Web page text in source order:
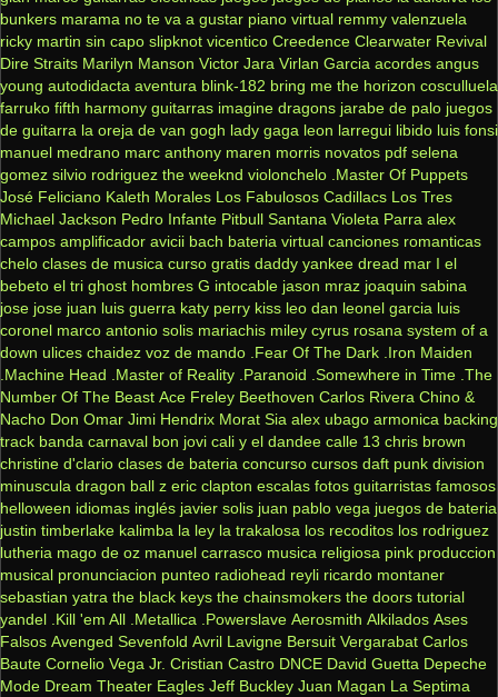
bunkers marama no te va a gustar piano virtual remmy valenzuela
ricky martin sin capo slipknot vicentico Creedence Clearwater Revival
Dire Straits Marilyn Manson Victor Jara Virlan Garcia acordes angus
young autodidacta aventura blink-182 bring me the horizon cosculluela
farruko fifth harmony guitarras imagine dragons jarabe de palo juegos
de guitarra la oreja de van gogh lady gaga leon larregui libido luis fonsi
manuel medrano marc anthony maren morris novatos pdf selena
gomez silvio rodriguez the weeknd violonchelo .Master Of Puppets
José Feliciano Kaleth Morales Los Fabulosos Cadillacs Los Tres
Michael Jackson Pedro Infante Pitbull Santana Violeta Parra alex
campos amplificador avicii bach bateria virtual canciones romanticas
chelo clases de musica curso gratis daddy yankee dread mar I el
bebeto el tri ghost hombres G intocable jason mraz joaquin sabina
jose jose juan luis guerra katy perry kiss leo dan leonel garcia luis
coronel marco antonio solis mariachis miley cyrus rosana system of a
down ulices chaidez voz de mando .Fear Of The Dark .Iron Maiden
.Machine Head
.Master of Reality .Paranoid .Somewhere in Time .The
Number Of The Beast Ace Freley Beethoven Carlos Rivera Chino &
Nacho Don Omar Jimi Hendrix Morat Sia alex ubago armonica backing
track banda carnaval bon jovi cali y el dandee calle 13 chris brown
christine d'clario clases de bateria concurso cursos daft punk division
minuscula dragon ball z eric clapton escalas fotos guitarristas famosos
helloween idiomas inglés javier solis juan pablo vega juegos de bateria
justin timberlake kalimba la ley la trakalosa los recoditos los rodriguez
lutheria mago de oz manuel carrasco musica religiosa pink produccion
musical pronunciacion punteo radiohead reyli ricardo montaner
sebastian yatra the black keys the chainsmokers the doors tutorial
yandel .Kill 'em All .Metallica .Powerslave Aerosmith Alkilados Ases
Falsos Avenged Sevenfold Avril Lavigne Bersuit Vergarabat Carlos
Baute Cornelio Vega Jr. Cristian Castro DNCE David Guetta Depeche
Mode Dream Theater Eagles Jeff Buckley Juan Magan La Septima